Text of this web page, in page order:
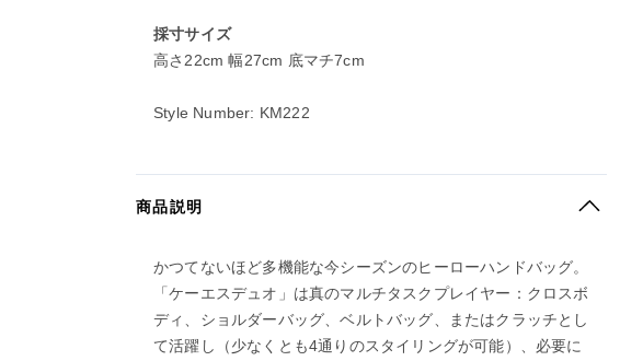
採寸サイズ
高さ22cm 幅27cm 底マチ7cm
Style Number: KM222
商品説明
かつてないほど多機能な今シーズンのヒーローハンドバッグ。
「ケーエスデュオ」は真のマルチタスクプレイヤー：クロスボ
ディ、ショルダーバッグ、ベルトバッグ、またはクラッチとし
て活躍し（少なくとも4通りのスタイリングが可能）、必要に